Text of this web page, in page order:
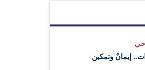
إيمانٌ وتمكين